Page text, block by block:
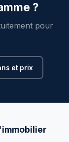
?
pour
et prix